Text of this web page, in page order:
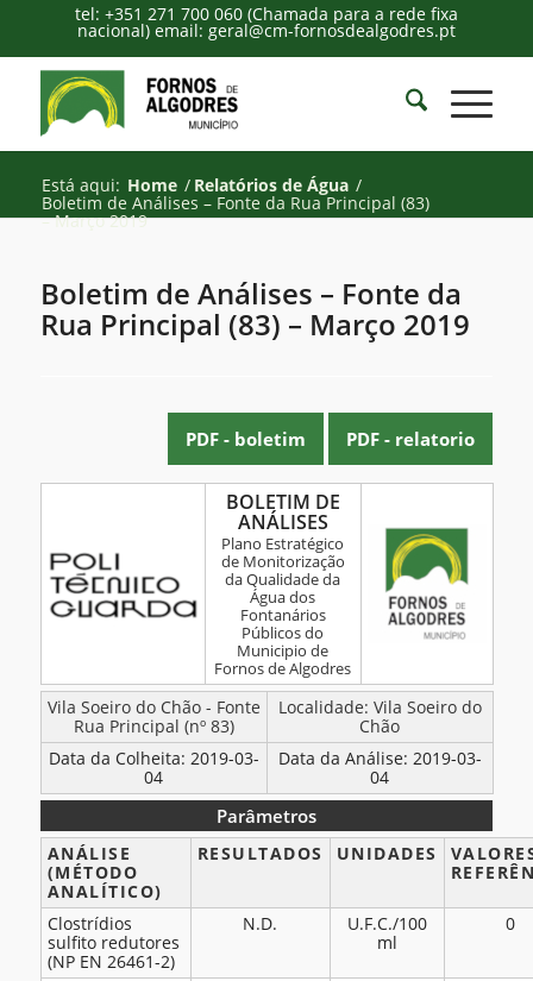
tel: +351 271 700 060 (Chamada para a rede fixa
nacional) email: geral@cm-fornosdealgodres.pt
Está aqui: Home / Relatórios de Água /
Boletim de Análises – Fonte da Rua Principal (83)
– Março 2019
Boletim de Análises – Fonte da
Rua Principal (83) – Março 2019
PDF - boletim PDF - relatorio
Análises
Fonte
Principal
BOLETIM DE
ANÁLISES
Plano Estratégico
de Monitorização
da Qualidade da
Água dos
Fontanários
Públicos do
Municipio de
Fornos de Algodres
BOLETIM
ANÁLISES
Vila Soeiro do Chão - Fonte
Rua Principal (nº 83)
Localidade: Vila Soeiro do
Chão
Data da Colheita: 2019-03-
04
Data da Análise: 2019-03-
04
Parâmetros
Parâmetros
ANÁLISE
(MÉTODO
ANALÍTICO)
RESULTADOS UNIDADES
Clostrídios
sulfito redutores
(NP EN 26461-2)
N.D.
U.F.C./100
ml
0